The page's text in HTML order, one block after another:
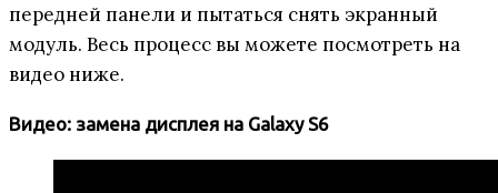
передней панели и пытаться снять экранный
модуль. Весь процесс вы можете посмотреть на
видео ниже.
Видео: замена дисплея на Galaxy S6